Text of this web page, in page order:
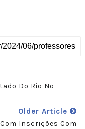
Do Rio No
Older Article
Inscrições Com